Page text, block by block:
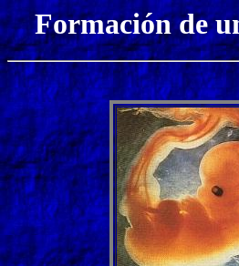
Formación de